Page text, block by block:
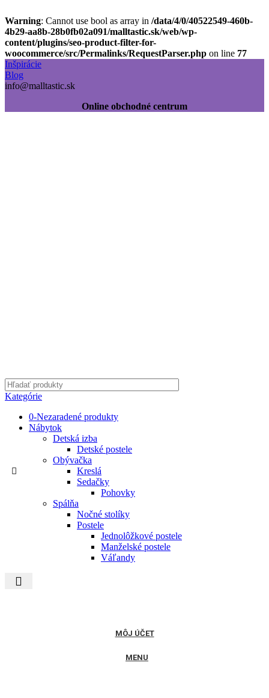
Warning: Cannot use bool as array in /data/4/0/40522549-460b-
4b29-aa8b-28b0fb02a091/malltastic.sk/web/wp-
content/plugins/seo-product-filter-for-
woocommerce/src/Permalinks/RequestParser.php on line 77
Inšpirácie
Blog
info@malltastic.sk
Online obchodné centrum
Kategórie
0-Nezaradené produkty
Nábytok
Detská izba
Detské postele
Obývačka
Kreslá
Sedačky
Pohovky
Spálňa
Nočné stolíky
Postele
Jednolôžkové postele
Manželské postele
Váľandy
MÔJ ÚČET
MENU